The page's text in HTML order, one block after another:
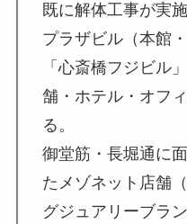
既に解体工事が実
プラザビル（本館
「心斎橋フジビル
舗・ホテル・オフ
る。
御堂筋・長堀通に
たメゾネット店舗
グジュアリーブラ